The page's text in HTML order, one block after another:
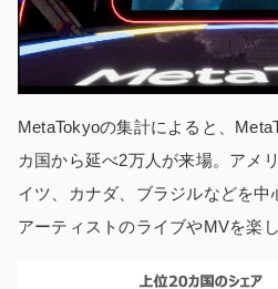
MetaTokyoの集計によると、
カ国から延べ2万人が来場。アメ
イツ、カナダ、ブラジルなどを
アーティストのライブやMVを楽し